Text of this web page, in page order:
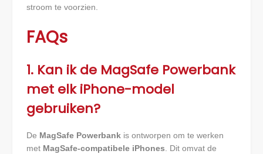
stroom te voorzien.
FAQs
1. Kan ik de MagSafe Powerbank
met elk iPhone-model
gebruiken?
De MagSafe Powerbank is ontworpen om te werken
met MagSafe-compatibele iPhones . Dit omvat de